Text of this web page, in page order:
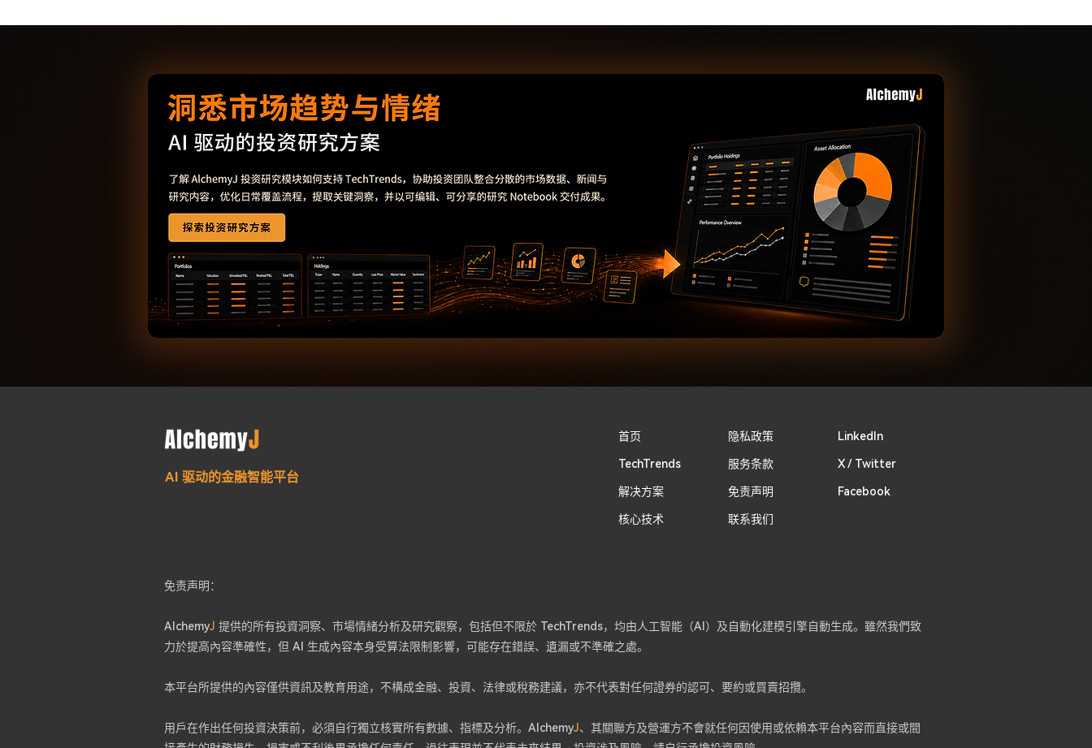
AI 驱动的金融智能平台
首页 隐私政策 Linkedln
TechTrends 服务条款 X / Twitter
​解决方案 免责声明 Facebook
核心技术 联系我们
免责声明：
AlchemyJ 提供的所有投資洞察、市場情緒分析及研究觀察，包括但不限於 TechTrends，均由人工智能（AI）及自動化建模引擎自動生成。雖然我們致
力於提高內容準確性，但 AI 生成內容本身受算法限制影響，可能存在錯誤、遺漏或不準確之處。
本平台所提供的內容僅供資訊及教育用途，不構成金融、投資、法律或稅務建議，亦不代表對任何證券的認可、要約或買賣招攬。
用戶在作出任何投資決策前，必須自行獨立核實所有數據、指標及分析。AlchemyJ、其關聯方及營運方不會就任何因使用或依賴本平台內容而直接或間